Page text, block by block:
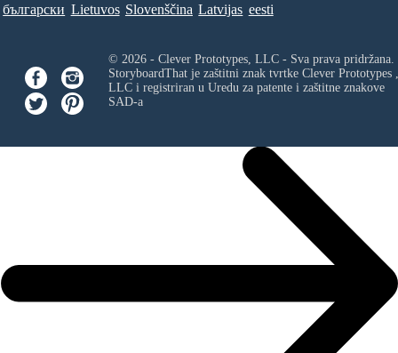
български Lietuvos Slovenščina Latvijas eesti
© 2026 - Clever Prototypes, LLC - Sva prava pridržana.
StoryboardThat je zaštitni znak tvrtke Clever Prototypes ,
LLCi registriran u Uredu za patente i zaštitne znakove
SAD-a